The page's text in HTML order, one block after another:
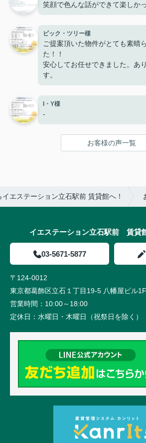
笑顔で色んな話ができて楽しか
ビック・ツリー様
ご提案頂いた物件がとても素晴
た！！
安心してお任せできました。あ
す。
I・Y様
-
お客様の声一覧
エステーション立石駅前 賃貸館へ！
イエステーション立石駅前 賃
03-5671-5877
〒124-0012
東京都葛飾区立石１丁目19-5 八幡屋ビル1F
営業時間： 10:00～18:00
定休日： 水曜日・木曜日（祝祭日を除く）